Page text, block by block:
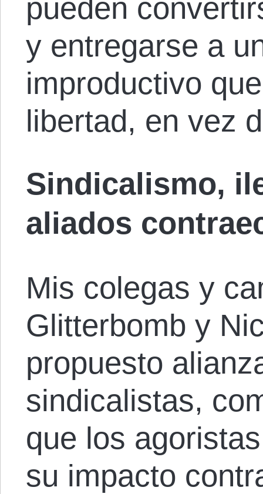
pueden
y entregarse a
improductivo
libertad, en vez
Sindicalismo,
aliados
Mis colegas y
Glitterbomb y
propuesto
sindicalistas,
que los
su impacto